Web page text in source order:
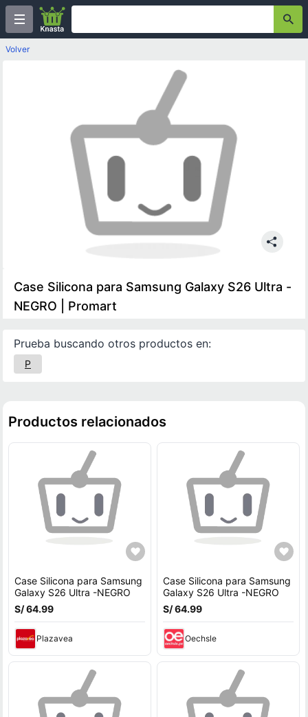
Volver
Case Silicona para Samsung Galaxy S26 Ultra -
NEGRO | Promart
Prueba buscando otros productos en:
P
Productos relacionados
Case Silicona para Samsung
Galaxy S26 Ultra -NEGRO
S/ 64.99
Plazavea
Case Silicona para Samsung
Galaxy S26 Ultra -NEGRO
S/ 64.99
Oechsle